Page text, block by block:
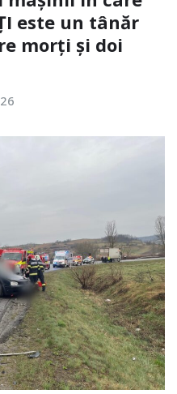
este un tânăr
morți și doi